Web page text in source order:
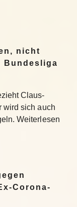
nicht
Bundesliga
Claus-
wird sich auch
Weiterlesen
Corona-